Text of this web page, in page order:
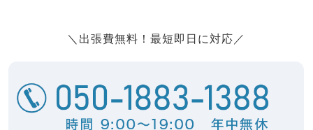
＼出張費無料！最短即日に対応／